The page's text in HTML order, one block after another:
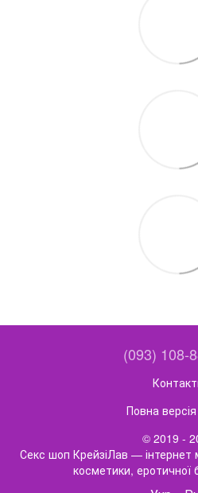
(093) 108-
Повна
© 2019 -
Секс шоп КрейзіЛав — інтернет
косметики, еротичної